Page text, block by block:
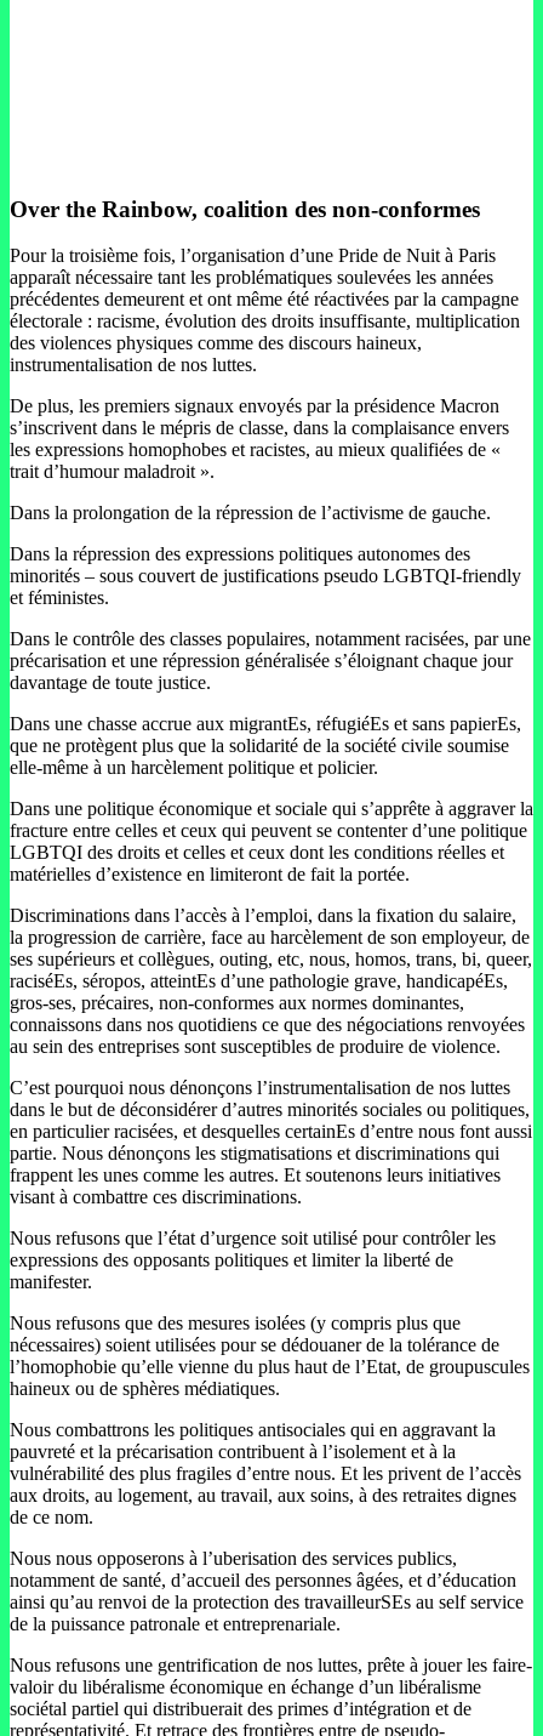
Over the Rainbow, coalition des non-conformes
Pour la troisième fois, l’organisation d’une Pride de Nuit à Paris
apparaît nécessaire tant les problématiques soulevées les années
précédentes demeurent et ont même été réactivées par la campagne
électorale : racisme, évolution des droits insuffisante, multiplication
des violences physiques comme des discours haineux,
instrumentalisation de nos luttes.
De plus, les premiers signaux envoyés par la présidence Macron
s’inscrivent dans le mépris de classe, dans la complaisance envers
les expressions homophobes et racistes, au mieux qualifiées de «
trait d’humour maladroit ».
Dans la prolongation de la répression de l’activisme de gauche.
Dans la répression des expressions politiques autonomes des
minorités – sous couvert de justifications pseudo LGBTQI-friendly
et féministes.
Dans le contrôle des classes populaires, notamment racisées, par une
précarisation et une répression généralisée s’éloignant chaque jour
davantage de toute justice.
Dans une chasse accrue aux migrantEs, réfugiéEs et sans papierEs,
que ne protègent plus que la solidarité de la société civile soumise
elle-même à un harcèlement politique et policier.
Dans une politique économique et sociale qui s’apprête à aggraver la
fracture entre celles et ceux qui peuvent se contenter d’une politique
LGBTQI des droits et celles et ceux dont les conditions réelles et
matérielles d’existence en limiteront de fait la portée.
Discriminations dans l’accès à l’emploi, dans la fixation du salaire,
la progression de carrière, face au harcèlement de son employeur, de
ses supérieurs et collègues, outing, etc, nous, homos, trans, bi, queer,
raciséEs, séropos, atteintEs d’une pathologie grave, handicapéEs,
gros-ses, précaires, non-conformes aux normes dominantes,
connaissons dans nos quotidiens ce que des négociations renvoyées
au sein des entreprises sont susceptibles de produire de violence.
C’est pourquoi nous dénonçons l’instrumentalisation de nos luttes
dans le but de déconsidérer d’autres minorités sociales ou politiques,
en particulier racisées, et desquelles certainEs d’entre nous font aussi
partie. Nous dénonçons les stigmatisations et discriminations qui
frappent les unes comme les autres. Et soutenons leurs initiatives
visant à combattre ces discriminations.
Nous refusons que l’état d’urgence soit utilisé pour contrôler les
expressions des opposants politiques et limiter la liberté de
manifester.
Nous refusons que des mesures isolées (y compris plus que
nécessaires) soient utilisées pour se dédouaner de la tolérance de
l’homophobie qu’elle vienne du plus haut de l’Etat, de groupuscules
haineux ou de sphères médiatiques.
Nous combattrons les politiques antisociales qui en aggravant la
pauvreté et la précarisation contribuent à l’isolement et à la
vulnérabilité des plus fragiles d’entre nous. Et les privent de l’accès
aux droits, au logement, au travail, aux soins, à des retraites dignes
de ce nom.
Nous nous opposerons à l’uberisation des services publics,
notamment de santé, d’accueil des personnes âgées, et d’éducation
ainsi qu’au renvoi de la protection des travailleurSEs au self service
de la puissance patronale et entreprenariale.
Nous refusons une gentrification de nos luttes, prête à jouer les faire-
valoir du libéralisme économique en échange d’un libéralisme
sociétal partiel qui distribuerait des primes d’intégration et de
représentativité. Et retrace des frontières entre de pseudo-